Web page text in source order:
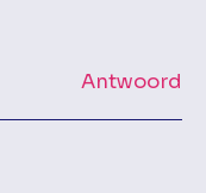
Antwoord